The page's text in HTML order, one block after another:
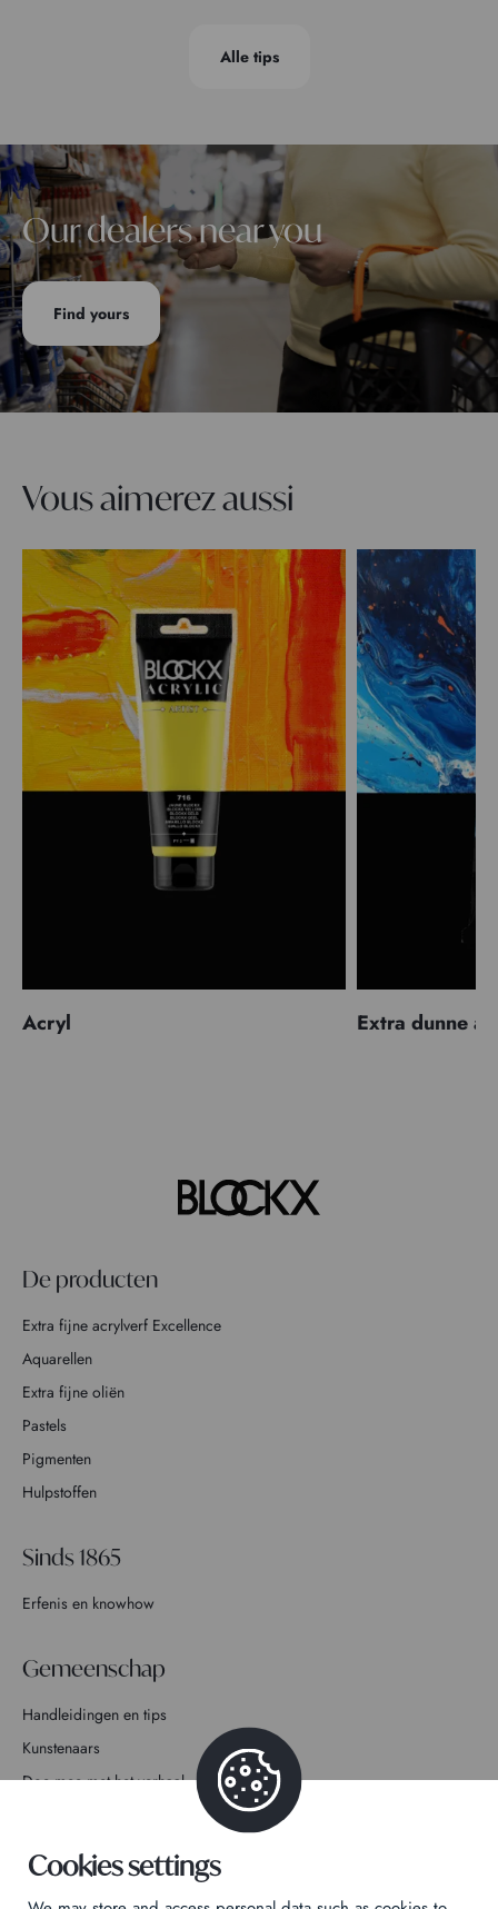
Alle tips
Our dealers near you
Find yours
Vous aimerez aussi
Acryl Extra dunne
De producten
Extra fijne acrylverf Excellence
Aquarellen
Extra fijne oliën
Pastels
Pigmenten
Hulpstoffen
Sinds 1865
Erfenis en knowhow
Gemeenschap
Handleidingen en tips
Kunstenaars
Doe mee met het verhaal
Contact
Cookies settings